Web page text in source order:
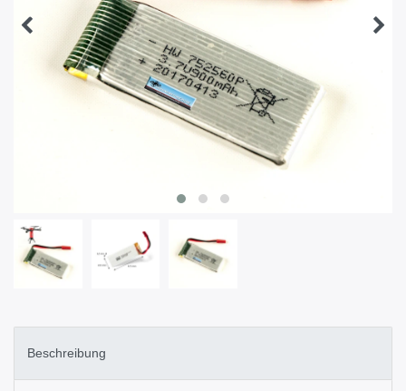
Beschreibung